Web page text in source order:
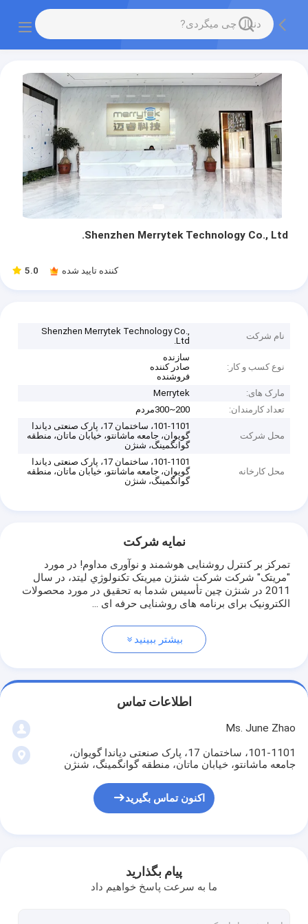
Shenzhen Merrytek Technology Co., Ltd.
5.0 کننده تایید شده
نام شرکت
Shenzhen Merrytek Technology Co.,
Ltd.
نوع کسب و کار:
سازنده
صادر کننده
فروشنده
مارک های:
Merrytek
تعداد کارمندان:
200~300مردم
محل شرکت
101-1101، ساختمان 17، پارک صنعتی دیاندا
گویوان، جامعه ماشانتو، خیابان ماتان، منطقه
گوانگمینگ، شنژن
محل کارخانه
101-1101، ساختمان 17، پارک صنعتی دیاندا
گویوان، جامعه ماشانتو، خیابان ماتان، منطقه
گوانگمینگ، شنژن
نمایه شرکت
تمرکز بر کنترل روشنایی هوشمند و نوآوری مداوم! در مورد
"مريتک" شركت شركت شنژن ميريتک تکنولوژي ليتد، در سال
2011 در شنژن چين تأسيس شدما به تحقیق در مورد محصولات
الکترونیک برای برنامه های روشنایی حرفه ای ...
بیشتر ببینید
اطلاعات تماس
Ms. June Zhao
101-1101، ساختمان 17، پارک صنعتی دیاندا گویوان،
جامعه ماشانتو، خیابان ماتان، منطقه گوانگمینگ، شنژن
اکنون تماس بگیرید
پیام بگذارید
ما به سرعت پاسخ خواهیم داد